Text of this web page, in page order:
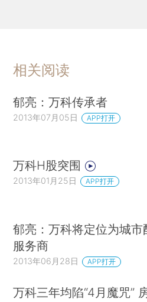
相关阅读
郁亮：万科传承者
2013年07月05日 APP打开
万科H股突围
2013年01月25日 APP打开
郁亮：万科将定位为城市
服务商
2013年06月28日 APP打开
万科三年均陷“4月魔咒”